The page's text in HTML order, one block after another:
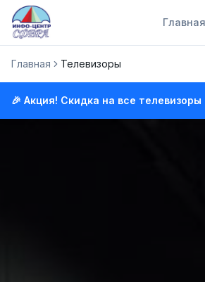
Главная
Главная Телевизоры
🎉 Акция! Скидка на все телевизоры